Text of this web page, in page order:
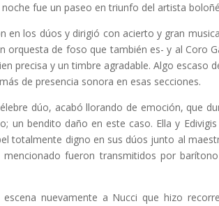
fue un paseo en triunfo del artista
en los dúos y dirigió con acierto y gran
orquesta de foso que también es- y al Coro
precisa y un timbre agradable. Algo escaso
de presencia sonora en esas secciones.
dúo, acabó llorando de emoción, que
un bendito daño en este caso. Ella y
totalmente digno en sus dúos junto al
fueron transmitidos por
nuevamente a Nucci que hizo